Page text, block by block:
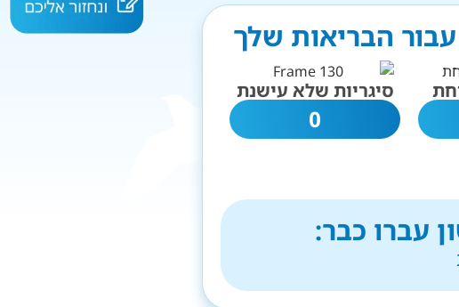
עבור הבריאות שלך
סיגריות שלא עישנת
0
עברו כבר: